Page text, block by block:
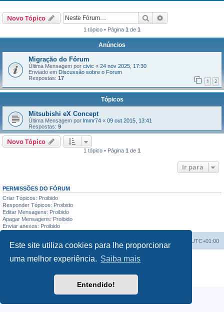
Este site utiliza cookies para lhe proporcionar
uma melhor experiência. Saiba mais
Entendido!
Novo Tópico Pesquisar
1 tópico • Página 1 de 1
Anúncios
Migração do Fórum
Última Mensagem por civic « 24 nov 2025, 17:30
Enviado em Discussão sobre o Forum
Respostas: 17 1 2
Tópicos
Mitsubishi eX Concept
Última Mensagem por lmmr74 « 09 out 2015, 13:41
Respostas: 9
Novo Tópico
1 tópico • Página 1 de 1
Ir para
PERMISSÕES DO FÓRUM
Criar Tópicos: Proibido
Responder Tópicos: Proibido
Editar Mensagens: Proibido
Apagar Mensagens: Proibido
Enviar anexos: Proibido
Índice do Fórum O Fuso Horário do Fórum é UTC+01:00
Desenvolvido porphpBB
® Forum Software © phpBB Limited